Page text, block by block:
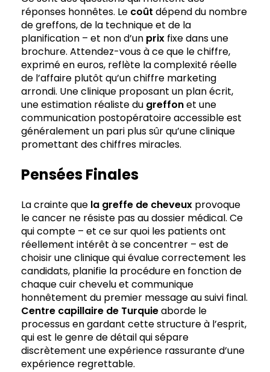
réponses honnêtes. Le coût dépend du nombre
de greffons, de la technique et de la
planification – et non d’un prix fixe dans une
brochure. Attendez-vous à ce que le chiffre,
exprimé en euros, reflète la complexité réelle
de l’affaire plutôt qu’un chiffre marketing
arrondi. Une clinique proposant un plan écrit,
une estimation réaliste du greffonet une
communication postopératoire accessible est
généralement un pari plus sûr qu’une clinique
promettant des chiffres miracles.
Pensées Finales
La crainte que la greffe de cheveux provoque
le cancer ne résiste pas au dossier médical. Ce
qui compte – et ce sur quoi les patients ont
réellement intérêt à se concentrer – est de
choisir une clinique qui évalue correctement les
candidats, planifie la procédure en fonction de
chaque cuir chevelu et communique
honnêtement du premier message au suivi final.
Centre capillaire de Turquieaborde le
processus en gardant cette structure à l’esprit,
qui est le genre de détail qui sépare
discrètement une expérience rassurante d’une
expérience regrettable.